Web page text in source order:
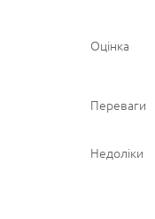
Оцінка
Переваги
Недоліки